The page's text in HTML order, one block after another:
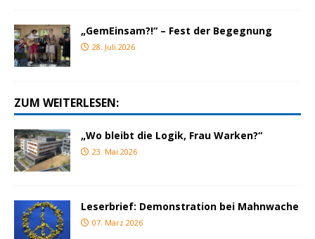
„GemEinsam?!“ – Fest der Begegnung
28. Juli 2026
ZUM WEITERLESEN:
„Wo bleibt die Logik, Frau Warken?“
23. Mai 2026
Leserbrief: Demonstration bei Mahnwache
07. März 2026